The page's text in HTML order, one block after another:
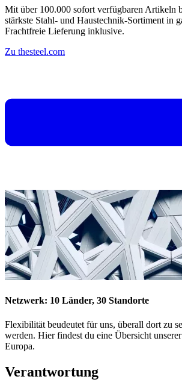
Mit über 100.000 sofort verfügbaren Artikeln
stärkste Stahl- und Haustechnik-Sortiment in
Frachtfreie Lieferung inklusive.
Zu thesteel.com
Netzwerk: 10 Länder, 30 Standorte
Flexibilität beudeutet für uns, überall dort zu
werden. Hier findest du eine Übersicht
Europa.
Verantwortung